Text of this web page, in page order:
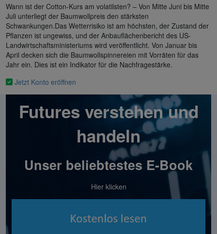
Wann ist der Cotton-Kurs am volatilsten? – Von Mitte Juni bis Mitte
Juli unterliegt der Baumwollpreis den stärksten
Schwankungen.Das Wetterrisiko ist am höchsten, der Zustand der
Pflanzen ist ungewiss, und der Anbauflächenbericht des US-
Landwirtschaftsministeriums wird veröffentlicht. Von Januar bis
April decken sich die Baumwollspinnereien mit Vorräten für das
Jahr ein. Dies ist ein Indikator für die Nachfragestärke.
Jetzt Konto eröffnen
Futures verstehen und
handeln
Unser beliebtestes E-Book
Hier klicken